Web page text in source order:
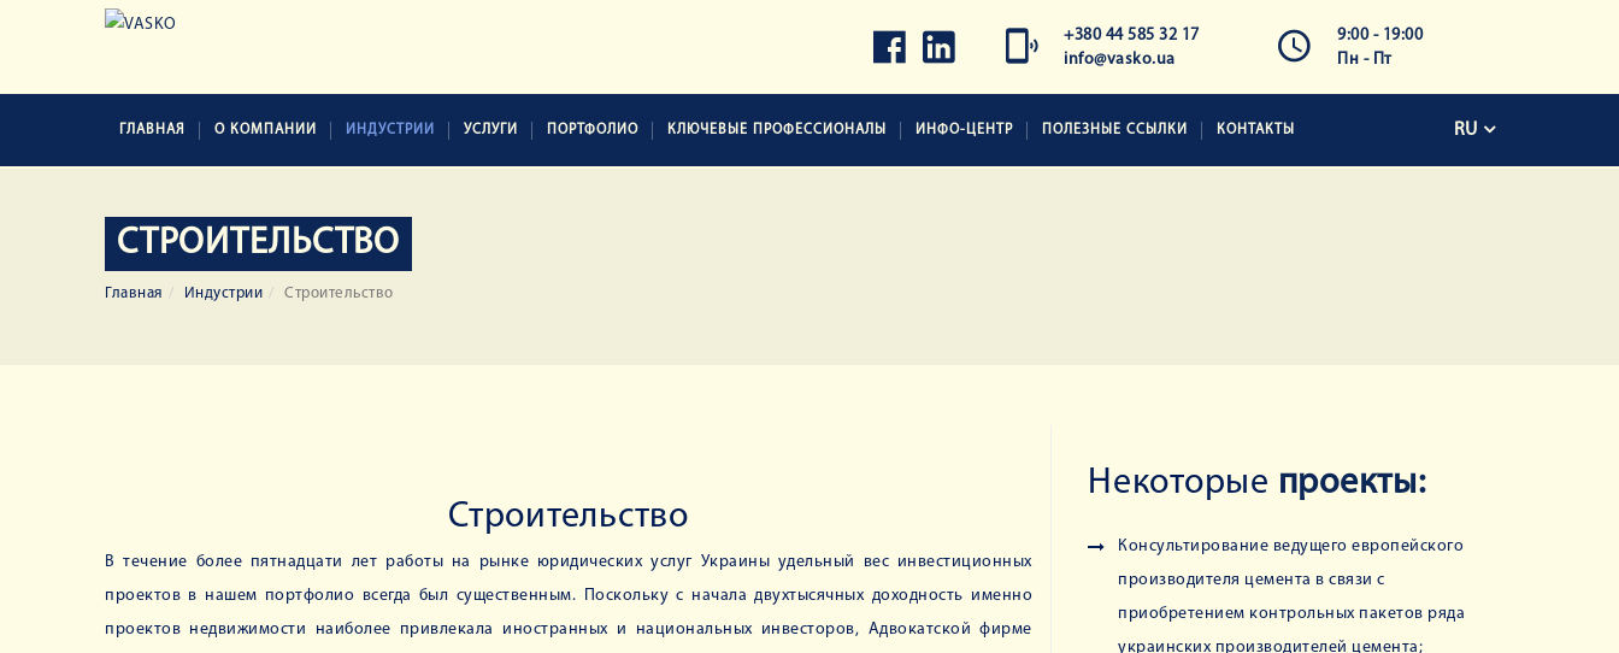
+380 44 585 32 17
info@vasko.ua
9:00 - 19:00
Пн - Пт
ГЛАВНАЯ О КОМПАНИИ ИНДУСТРИИ УСЛУГИ ПОРТФОЛИО КЛЮЧЕВЫЕ ПРОФЕССИОНАЛЫ ИНФО-ЦЕНТР ПОЛЕЗНЫЕ ССЫЛКИ КОНТАКТЫ RU
СТРОИТЕЛЬСТВО
Главная Индустрии Строительство
Строительство
В течение более пятнадцати лет работы на рынке юридических услуг Украины удельный вес инвестиционных
проектов в нашем портфолио всегда был существенным. Поскольку с начала двухтысячных доходность именно
проектов недвижимости наиболее привлекала иностранных и национальных инвесторов, Адвокатской фирме
Некоторые проекты:
Консультирование ведущего европейского
производителя цемента в связи с
приобретением контрольных пакетов ряда
украинских производителей цемента;